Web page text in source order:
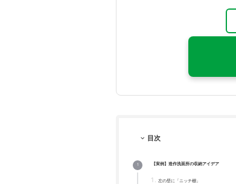
目次
【実例】造作洗面所の収納アイデア
左の壁に「ニッチ棚」